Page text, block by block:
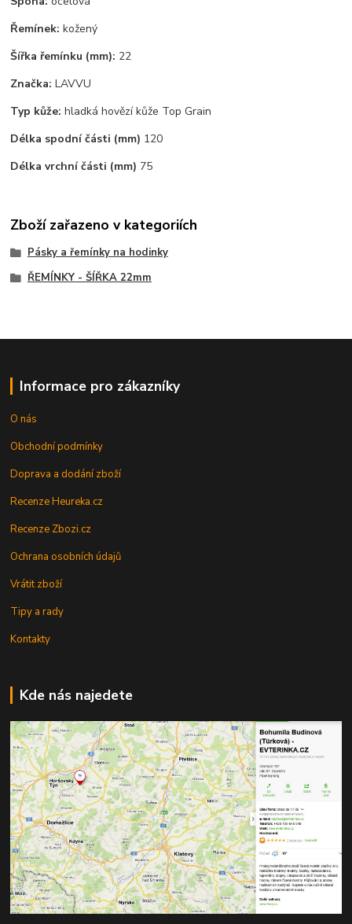
Řemínek: kožený
Šířka řemínku (mm): 22
Značka: LAVVU
Typ kůže: hladká hovězí kůže Top Grain
Délka spodní části (mm) 120
Délka vrchní části (mm) 75
Zboží zařazeno v kategoriích
Pásky a řemínky na hodinky
ŘEMÍNKY - ŠÍŘKA 22mm
Informace pro zákazníky
O nás
Obchodní podmínky
Doprava a dodání zboží
Recenze Heureka.cz
Recenze Zbozi.cz
Ochrana osobních údajů
Vrátit zboží
Tipy a rady
Kontakty
Kde nás najedete